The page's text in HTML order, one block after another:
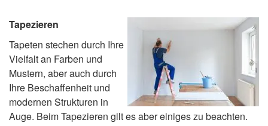
Tapezieren
Tapeten stechen durch Ihre
Vielfalt an Farben und
Mustern, aber auch durch
Ihre Beschaffenheit und
modernen Strukturen in
Auge. Beim Tapezieren gilt es aber einiges zu beachten.